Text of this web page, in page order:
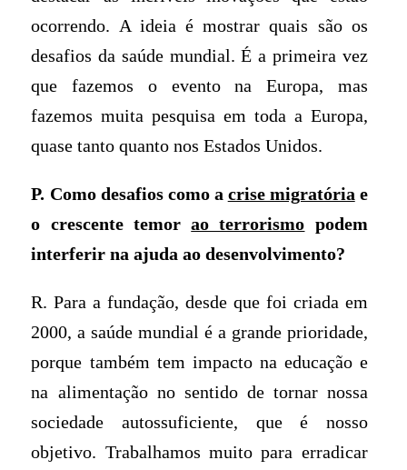
ocorrendo. A ideia é mostrar quais são os
desafios da saúde mundial. É a primeira vez
que fazemos o evento na Europa, mas
fazemos muita pesquisa em toda a Europa,
quase tanto quanto nos Estados Unidos.
P. Como desafios como a crise migratória e
o crescente temorao terrorismo podem
interferir na ajuda ao desenvolvimento?
R. Para a fundação, desde que foi criada em
2000, a saúde mundial é a grande prioridade,
porque também tem impacto na educação e
na alimentação no sentido de tornar nossa
sociedade autossuficiente, que é nosso
objetivo. Trabalhamos muito para erradicar